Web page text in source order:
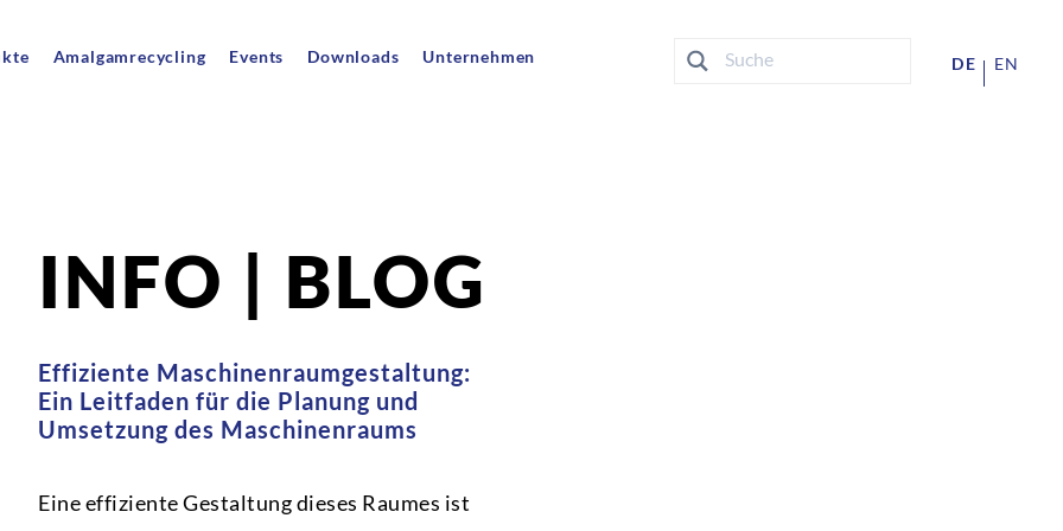
Amalgamrecycling Events Downloads Unternehmen DE EN
INFO | BLOG
Effiziente Maschinenraumgestaltung:
Ein Leitfaden für die Planung und
Umsetzung des Maschinenraums
Eine effiziente Gestaltung dieses Raumes ist